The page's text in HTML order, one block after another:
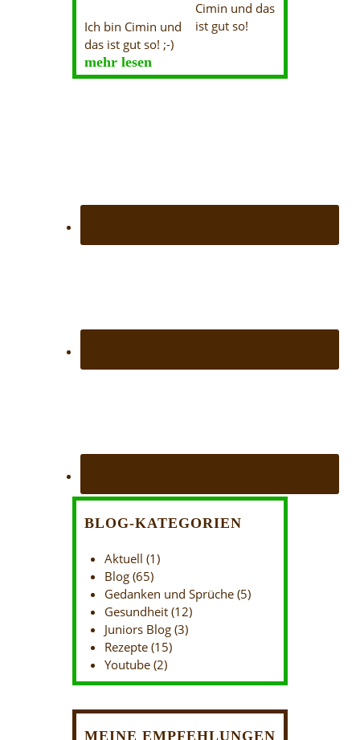
Ich bin Cimin und
das ist gut so! ;-)
mehr lesen
BLOG-KATEGORIEN
Aktuell (1)
Blog (65)
Gedanken und Sprüche (5)
Gesundheit (12)
Juniors Blog (3)
Rezepte (15)
Youtube (2)
MEINE EMPFEHLUNGEN